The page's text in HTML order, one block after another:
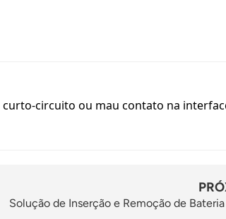
curto-circuito ou mau contato na
Solução de Inserção e Remoção de